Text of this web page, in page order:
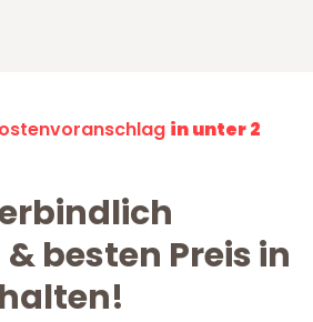
in unter 2
besten Preis in